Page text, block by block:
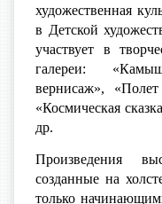
художественная
в Детской
участвует в
галереи:
вернисаж»,
«Космическая
др.
Произведения
созданные на
только